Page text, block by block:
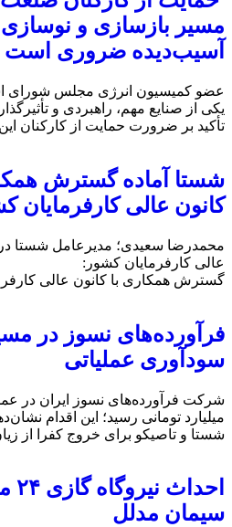
مسیر بازسازی و
آسیب‌دیده ضروری است
عضو کمیسیون انرژی مجلس شورای
یکی از صنایع مهم، راهبردی و
تأکید بر ضرورت حمایت از کارکنان
شستا آماده گسترش
کانون عالی
محمدرضا سعیدی؛ مدیرعامل شستا
عالی کارفرمایان کشور:
گسترش همکاری با کانون عالی
فرآورده‌های نسوز در
سودآوری عملیاتی
میلیارد تومانی رسید؛ این اقدام
شستا و تاصیکو برای خروج کفرا از
سیمان مدلل